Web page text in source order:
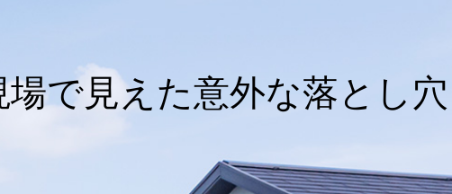
で見えた意外な落とし穴